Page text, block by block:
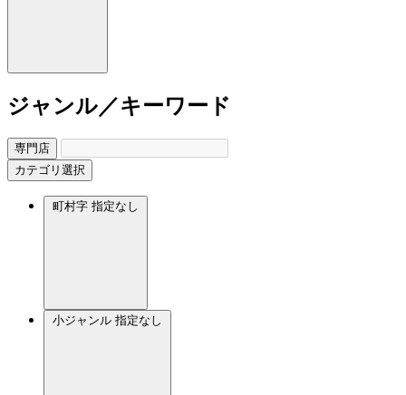
ジャンル／キーワード
専門店
カテゴリ選択
町村字 指定なし
小ジャンル 指定なし